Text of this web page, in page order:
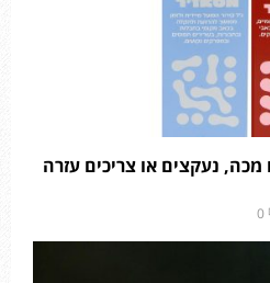
נעקצים או צריכים עזרה
0